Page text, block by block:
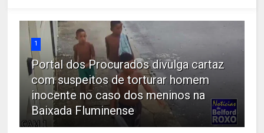
1
Portal dos Procurados divulga cartaz
com suspeitos de torturar homem
inocente no caso dos meninos na
Baixada Fluminense